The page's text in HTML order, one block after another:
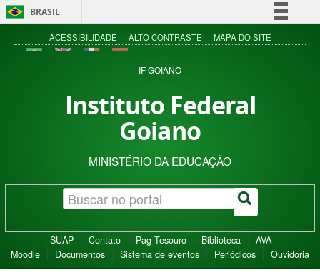
BRASIL
Simplifique!
Acesso à informação
ACESSIBILIDADE ALTO CONTRASTE MAPA DO SITE
IF GOIANO
Instituto Federal
Goiano
MINISTÉRIO DA EDUCAÇÃO
SUAP Contato Pag Tesouro Biblioteca
AVA -
Moodle
Documentos Sistema de eventos Periódicos Ouvidoria